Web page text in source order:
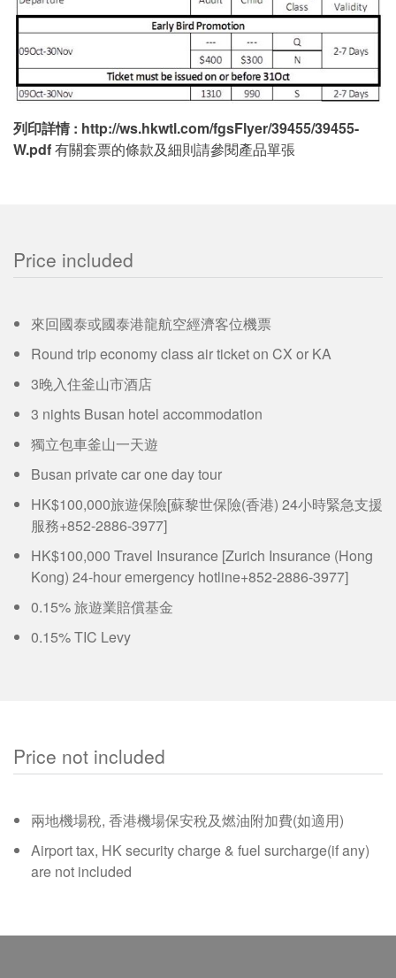
列印詳情 : http://ws.hkwtl.com/fgsFlyer/39455/39455-
W.pdf有關套票的條款及細則請參閱產品單張
Price included
來回國泰或國泰港龍航空經濟客位機票
Round trip economy class air ticket on CX or KA
3晚入住釜山市酒店
3 nights Busan hotel accommodation
獨立包車釜山一天遊
Busan private car one day tour
HK$100,000旅遊保險[蘇黎世保險(香港) 24小時緊急支援
服務+852-2886-3977]
HK$100,000 Travel Insurance [Zurich Insurance (Hong
Kong) 24-hour emergency hotline+852-2886-3977]
0.15% 旅遊業賠償基金
0.15% TIC Levy
Price not included
兩地機場稅, 香港機場保安稅及燃油附加費(如適用)
Airport tax, HK security charge & fuel surcharge(if any)
are not included